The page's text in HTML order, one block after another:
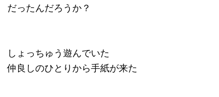
だったんだろうか？
しょっちゅう遊んでいた
仲良しのひとりから手紙が来た